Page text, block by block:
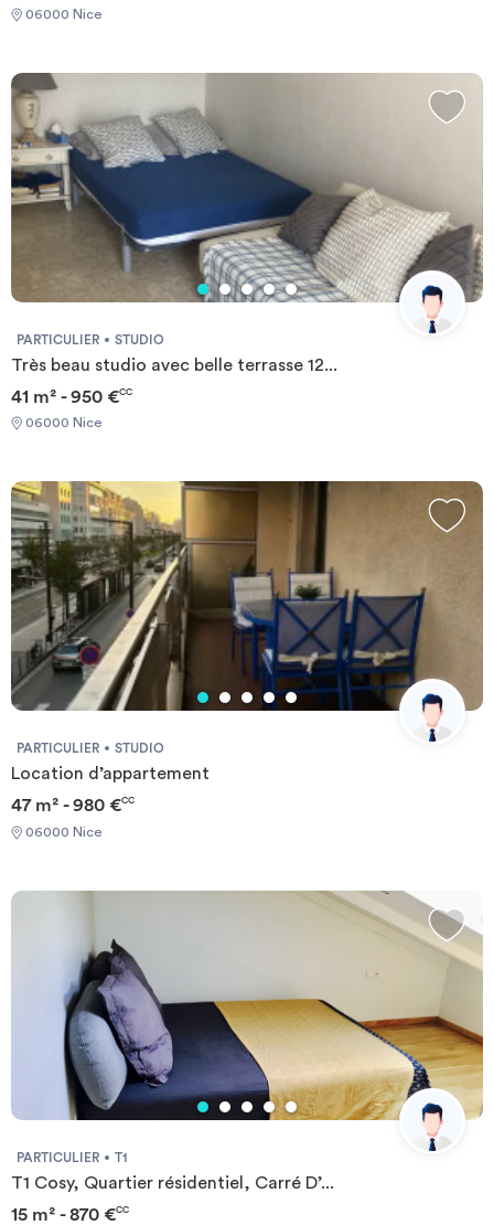
06000 Nice
PARTICULIER STUDIO
Très beau studio avec belle terrasse 12...
41 m² - 950 €CC
06000 Nice
PARTICULIER STUDIO
Location d’appartement
47 m² - 980 €CC
06000 Nice
PARTICULIER T1
T1 Cosy, Quartier résidentiel, Carré D’...
15 m² - 870 €CC